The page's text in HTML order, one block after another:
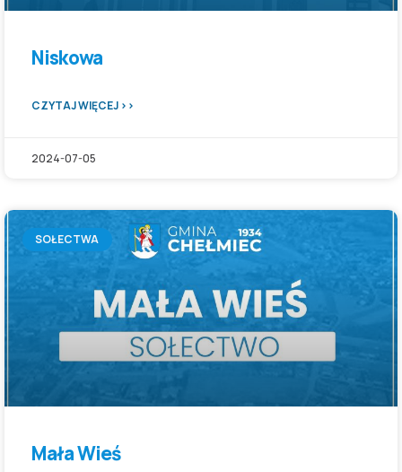
Niskowa
CZYTAJ WIĘCEJ >>
2024-07-05
SOŁECTWA
Mała Wieś